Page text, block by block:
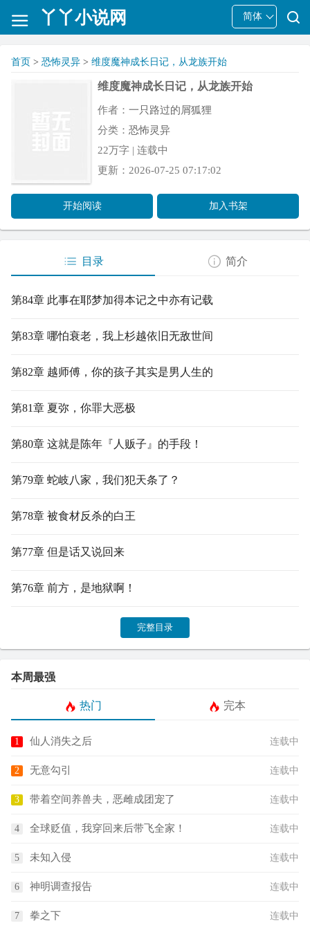
丫丫小说网 简体
首页 > 恐怖灵异 > 维度魔神成长日记，从龙族开始
维度魔神成长日记，从龙族开始
作者： 一只路过的屑狐狸
分类： 恐怖灵异
22万字 | 连载中
更新：2026-07-25 07:17:02
开始阅读 加入书架
目录 简介
第84章 此事在耶梦加得本记之中亦有记载
第83章 哪怕衰老，我上杉越依旧无敌世间
第82章 越师傅，你的孩子其实是男人生的
第81章 夏弥，你罪大恶极
第80章 这就是陈年『人贩子』的手段！
第79章 蛇岐八家，我们犯天条了？
第78章 被食材反杀的白王
第77章 但是话又说回来
第76章 前方，是地狱啊！
完整目录
本周最强
热门 完本
仙人消失之后 连载中
无意勾引 连载中
带着空间养兽夫，恶雌成团宠了 连载中
全球贬值，我穿回来后带飞全家！ 连载中
未知入侵 连载中
神明调查报告 连载中
拳之下 连载中